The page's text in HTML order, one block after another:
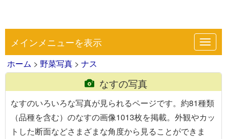
メインメニューを表示
ホーム > 野菜写真 > ナス
なすの写真
なすのいろいろな写真が見られるページです。約81種類
（品種を含む）のなすの画像1013枚を掲載。外観やカッ
トした断面などさまざまな角度から見ることができま